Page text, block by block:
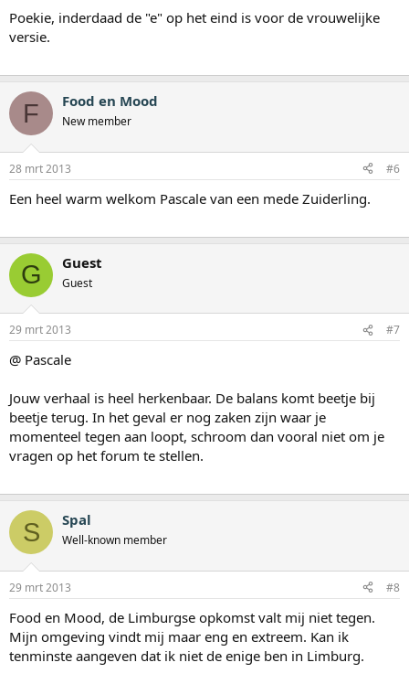
Poekie, inderdaad de "e" op het eind is voor de vrouwelijke
versie.
F Food en Mood
New member
28 mrt 2013 #6
Een heel warm welkom Pascale van een mede Zuiderling.
G Guest
Guest
29 mrt 2013 #7
@ Pascale
Jouw verhaal is heel herkenbaar. De balans komt beetje bij
beetje terug. In het geval er nog zaken zijn waar je
momenteel tegen aan loopt, schroom dan vooral niet om je
vragen op het forum te stellen.
S Spal
Well-known member
29 mrt 2013 #8
Food en Mood, de Limburgse opkomst valt mij niet tegen.
Mijn omgeving vindt mij maar eng en extreem. Kan ik
tenminste aangeven dat ik niet de enige ben in Limburg.